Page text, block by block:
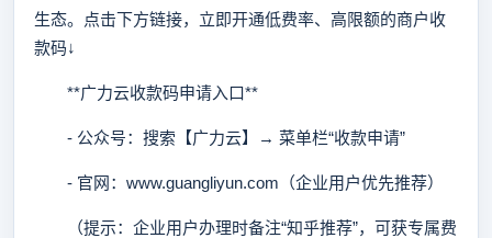
生态。点击下方链接，立即开通低费率、高限额的商户收
款码↓
**广力云收款码申请入口**
- 公众号：搜索【广力云】→ 菜单栏“收款申请”
- 官网：www.guangliyun.com（企业用户优先推荐）
（提示：企业用户办理时备注“知乎推荐”，可获专属费